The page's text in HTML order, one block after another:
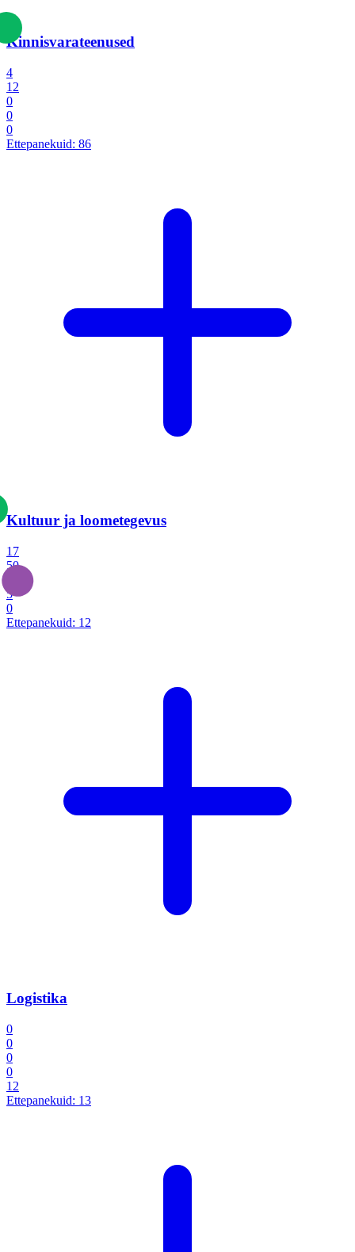
Kinnisvarateenused
4
12
0
0
0
Ettepanekuid: 86
Kultuur ja loometegevus
17
50
5
0
Ettepanekuid: 12
Logistika
0
0
0
0
12
Ettepanekuid: 13